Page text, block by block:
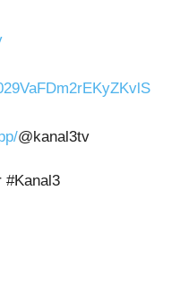
@kanal3tv
#Kanal3